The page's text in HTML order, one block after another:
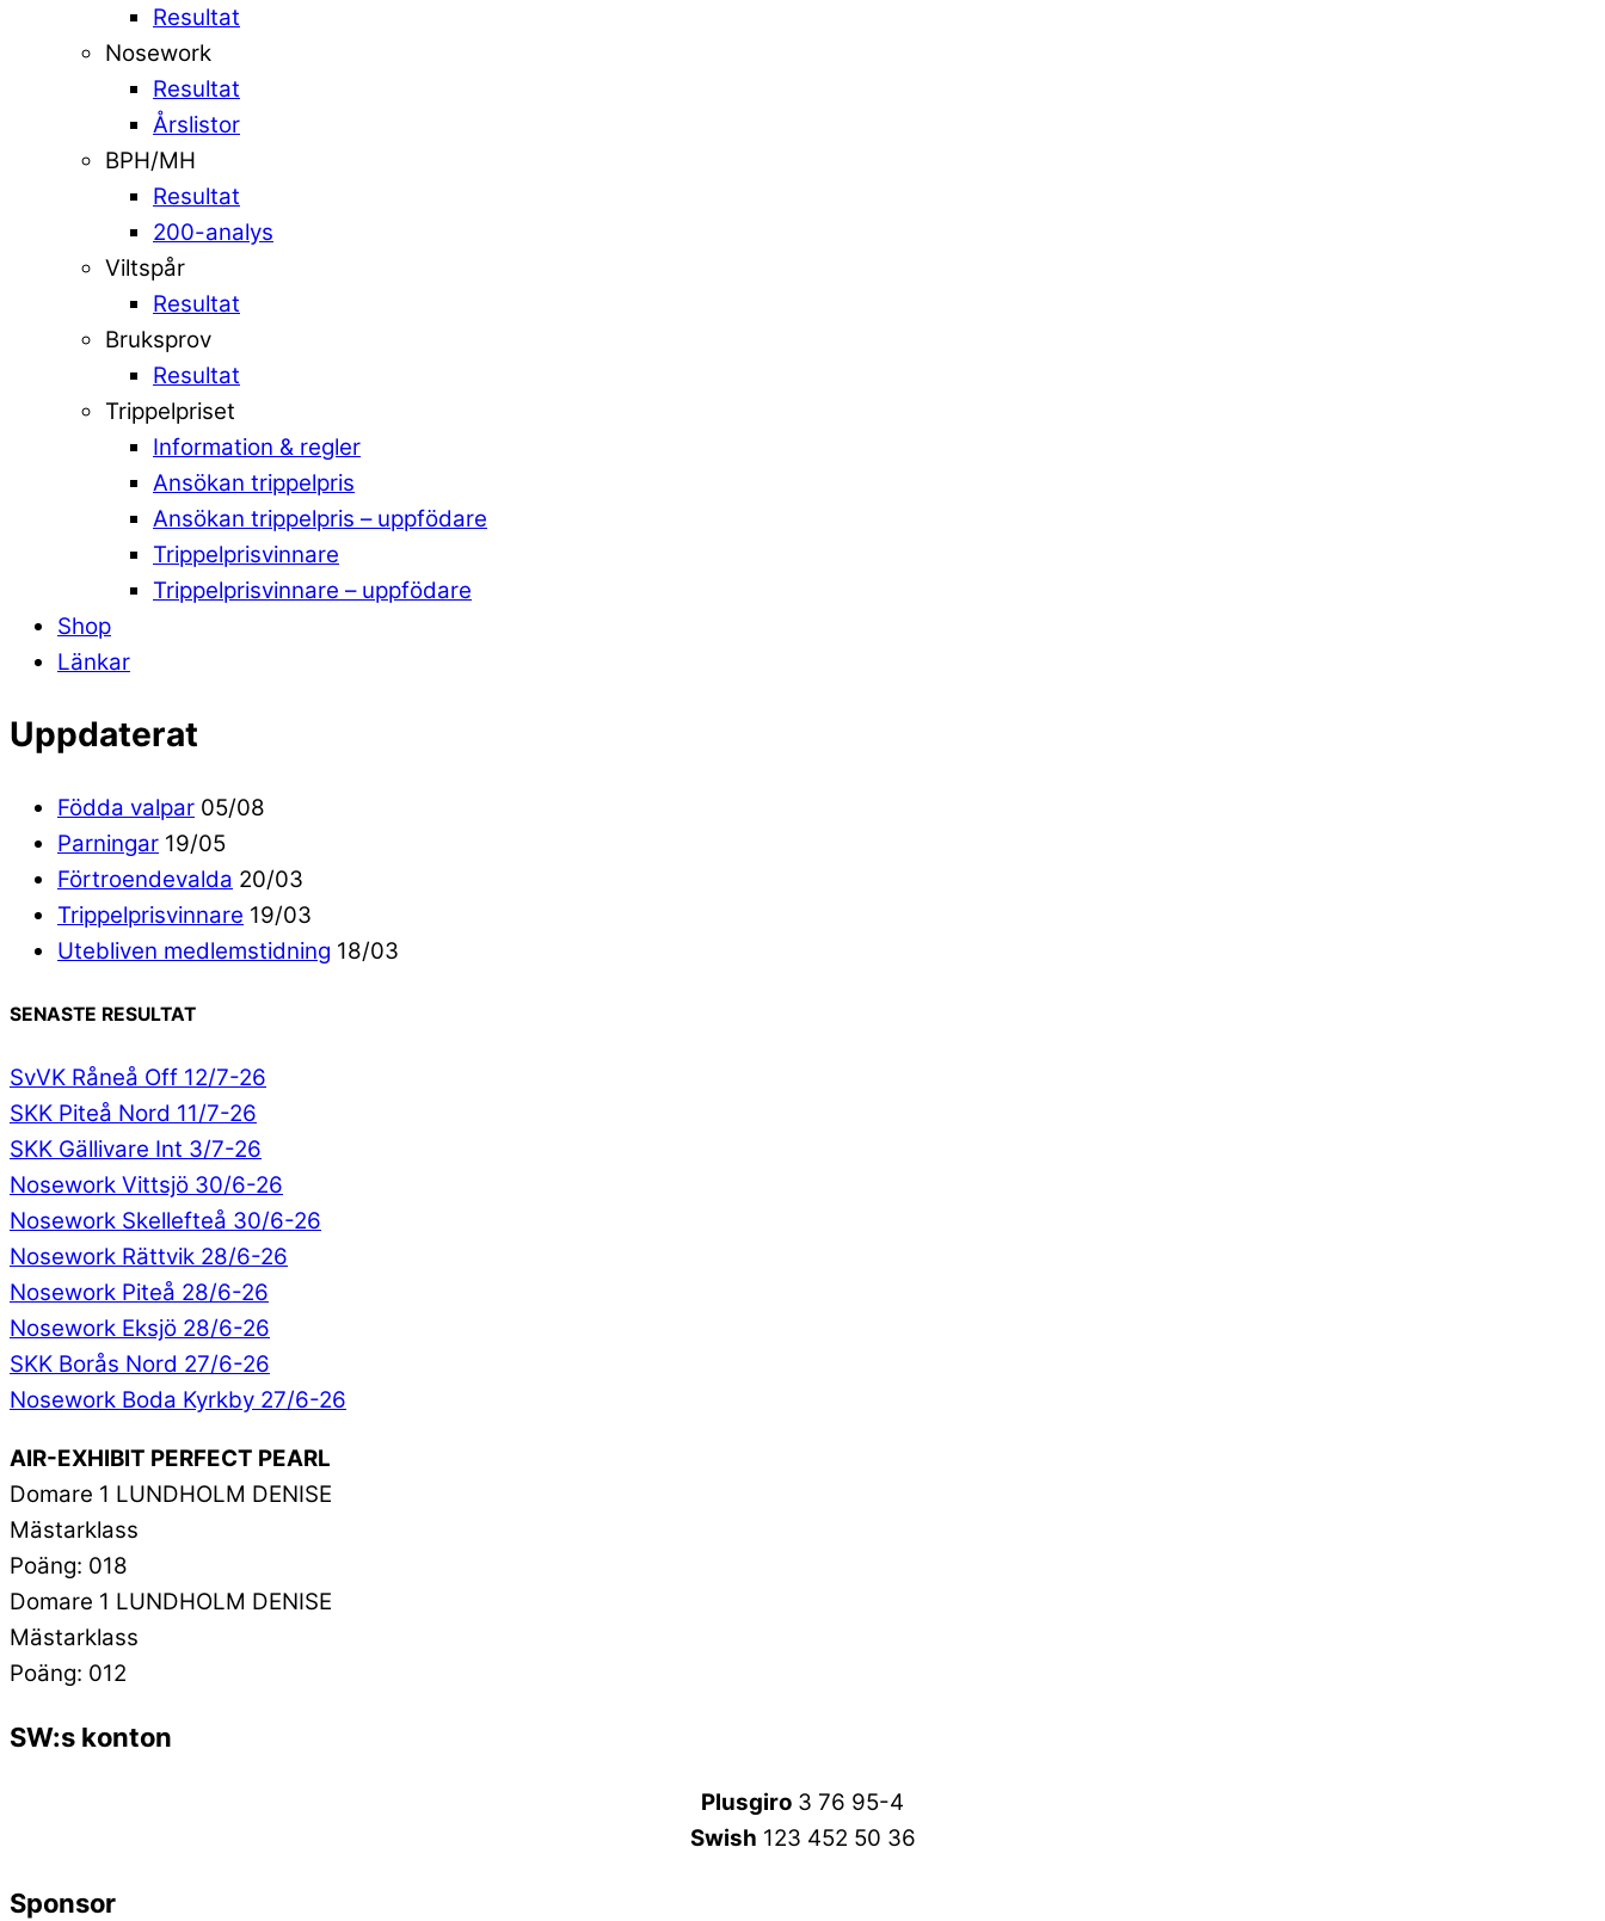
Resultat
Nosework
Resultat
Årslistor
BPH/MH
Resultat
200-analys
Viltspår
Resultat
Bruksprov
Resultat
Trippelpriset
Information & regler
Ansökan trippelpris
Ansökan trippelpris – uppfödare
Trippelprisvinnare
Trippelprisvinnare – uppfödare
Shop
Länkar
Uppdaterat
Födda valpar 05/08
Parningar 19/05
Förtroendevalda 20/03
Trippelprisvinnare 19/03
Utebliven medlemstidning 18/03
SENASTE RESULTAT
SvVK Råneå Off 12/7-26
SKK Piteå Nord 11/7-26
SKK Gällivare Int 3/7-26
Nosework Vittsjö 30/6-26
Nosework Skellefteå 30/6-26
Nosework Rättvik 28/6-26
Nosework Piteå 28/6-26
Nosework Eksjö 28/6-26
SKK Borås Nord 27/6-26
Nosework Boda Kyrkby 27/6-26
AIR-EXHIBIT PERFECT PEARL
Domare 1 LUNDHOLM DENISE
Mästarklass
Poäng: 018
Domare 1 LUNDHOLM DENISE
Mästarklass
Poäng: 012
SW:s konton
Plusgiro 3 76 95-4
Swish 123 452 50 36
Sponsor